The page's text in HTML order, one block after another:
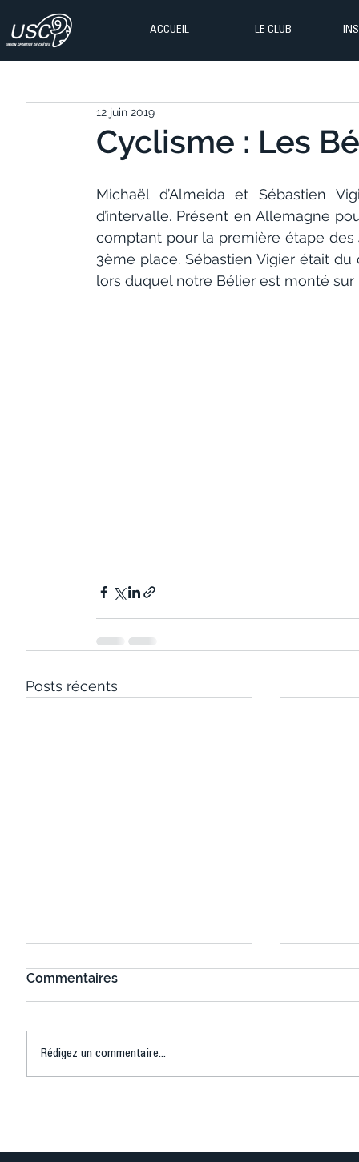
ACCUEIL LE CLUB
Cyclisme : Les
12 juin 2019
Michaël d’Almeida et Sébastien
d’intervalle. Présent en Allemagne
comptant pour la première étape
3ème place. Sébastien Vigier était
lors duquel notre Bélier est monté
Posts récents
Commentaires
Rédigez un commentaire...